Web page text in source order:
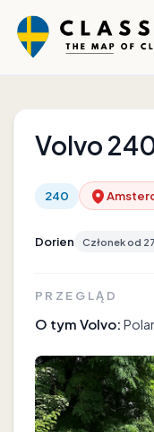
Volvo
240
Dorien Członek od
PRZEGLĄD
O tym Volvo: Polar